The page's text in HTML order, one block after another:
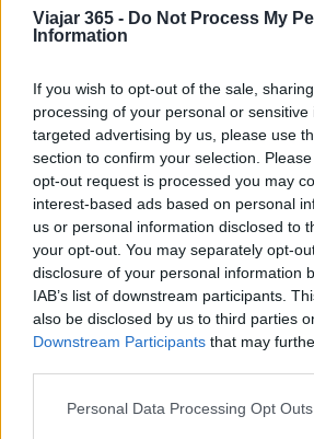
Viajar 365 - Do Not Process My
Information
If you wish to opt-out of the sale,
processing of your personal or
targeted advertising by us, please use
section to confirm your selection.
opt-out request is processed you may
interest-based ads based on personal
us or personal information disclosed to
your opt-out. You may separately opt-
disclosure of your personal information
IAB’s list of downstream participants.
also be disclosed by us to third parties
Downstream Participants that may
Please note that this website/app uses
Personal Data Processing Opt Outs
en una sala de consigna de
StowandGo.eu
no se puede hacer en
zapatillas
Para visitar Cinque Terre
7,5 euros se pueden visitar
muchas otras cosas. Si
posibilidad de viajar en tren
Spezia hay una tarjeta
euros.
AUTOR
Redacción